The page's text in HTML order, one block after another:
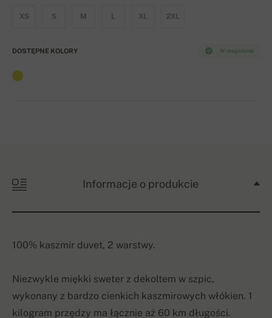
XS S M L XL 2XL
W magazynie
DOSTĘPNE KOLORY
Informacje o produkcie
100% kaszmir duvet, 2 warstwy.
Niezwykle miękki sweter z dekoltem w szpic,
wykonany z bardzo cienkich kaszmirowych włókien. 1
kilogram przędzy ma łącznie aż 60 km długości.